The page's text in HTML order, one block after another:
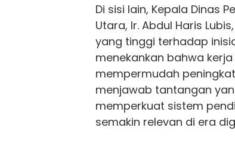
Di sisi lain, Kepala Dinas
Utara, Ir. Abdul Haris
yang tinggi terhadap
menekankan bahwa
mempermudah
menjawab tantangan
memperkuat sistem
semakin relevan di era